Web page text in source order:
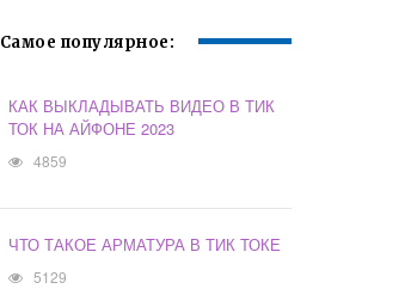
Самое популярное:
КАК ВЫКЛАДЫВАТЬ ВИДЕО В ТИК
ТОК НА АЙФОНЕ 2023
4859
ЧТО ТАКОЕ АРМАТУРА В ТИК ТОКЕ
5129